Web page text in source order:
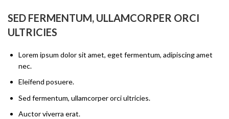
SED FERMENTUM, ULLAMCORPER ORCI
ULTRICIES
Lorem ipsum dolor sit amet, eget fermentum, adipiscing amet
nec.
Eleifend posuere.
Sed fermentum, ullamcorper orci ultricies.
Auctor viverra erat.